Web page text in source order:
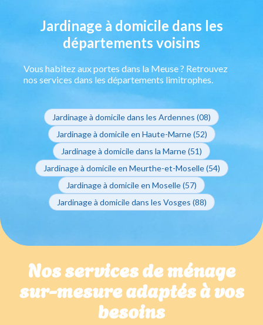
Jardinage à domicile dans les
départements voisins
Vous habitez aux portes dans la Meuse ? Retrouvez
nos services dans les départements limitrophes.
Jardinage à domicile dans les Ardennes (08)
Jardinage à domicile en Haute-Marne (52)
Jardinage à domicile dans la Marne (51)
Jardinage à domicile en Meurthe-et-Moselle (54)
Jardinage à domicile en Moselle (57)
Jardinage à domicile dans les Vosges (88)
Nos services de ménage
sur-mesure adaptés à vos
besoins